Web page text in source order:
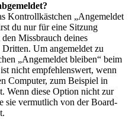
Kontrollkästchen „Angemeldet
du nur für eine Sitzung
Missbrauch deines
Um angemeldet zu
„Angemeldet bleiben“ beim
nicht empfehlenswert, wenn
Computer, zum Beispiel in
Wenn diese Option nicht zur
sie vermutlich von der Board-